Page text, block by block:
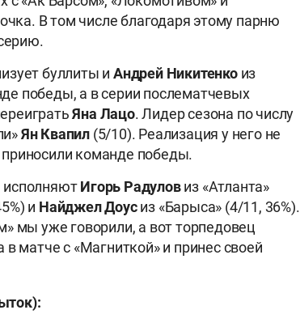
В том числе благодаря этому парню
буллиты и Андрей Никитенкоиз
победы, а в серии послематчевых
Яна Лацо. Лидер сезона по числу
Ян Квапил (5/10). Реализация у него не
команде победы.
исполняютИгорь Радуловиз «Атланта»
и Найджел Доусиз «Барыса» (4/11, 36%).
мы уже говорили, а вот торпедовец
в матче с «Магниткой» и принес своей